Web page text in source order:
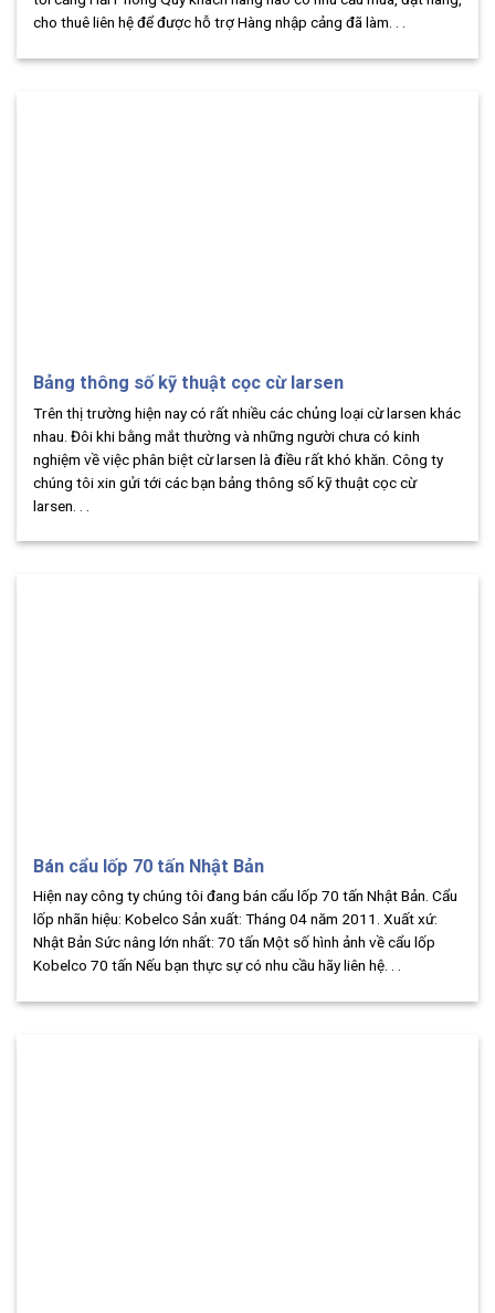
cho thuê liên hệ để được hỗ trợ Hàng nhập cảng đã làm. . .
Bảng thông số kỹ thuật cọc cừ larsen
Trên thị trường hiện nay có rất nhiều các chủng loại cừ larsen khác
nhau. Đôi khi bằng mắt thường và những người chưa có kinh
nghiệm về việc phân biệt cừ larsen là điều rất khó khăn. Công ty
chúng tôi xin gửi tới các bạn bảng thông số kỹ thuật cọc cừ
larsen. . .
Bán cẩu lốp 70 tấn Nhật Bản
Hiện nay công ty chúng tôi đang bán cẩu lốp 70 tấn Nhật Bản. Cẩu
lốp nhãn hiệu: Kobelco Sản xuất: Tháng 04 năm 2011. Xuất xứ:
Nhật Bản Sức nâng lớn nhất: 70 tấn Một số hình ảnh về cẩu lốp
Kobelco 70 tấn Nếu bạn thực sự có nhu cầu hãy liên hệ. . .